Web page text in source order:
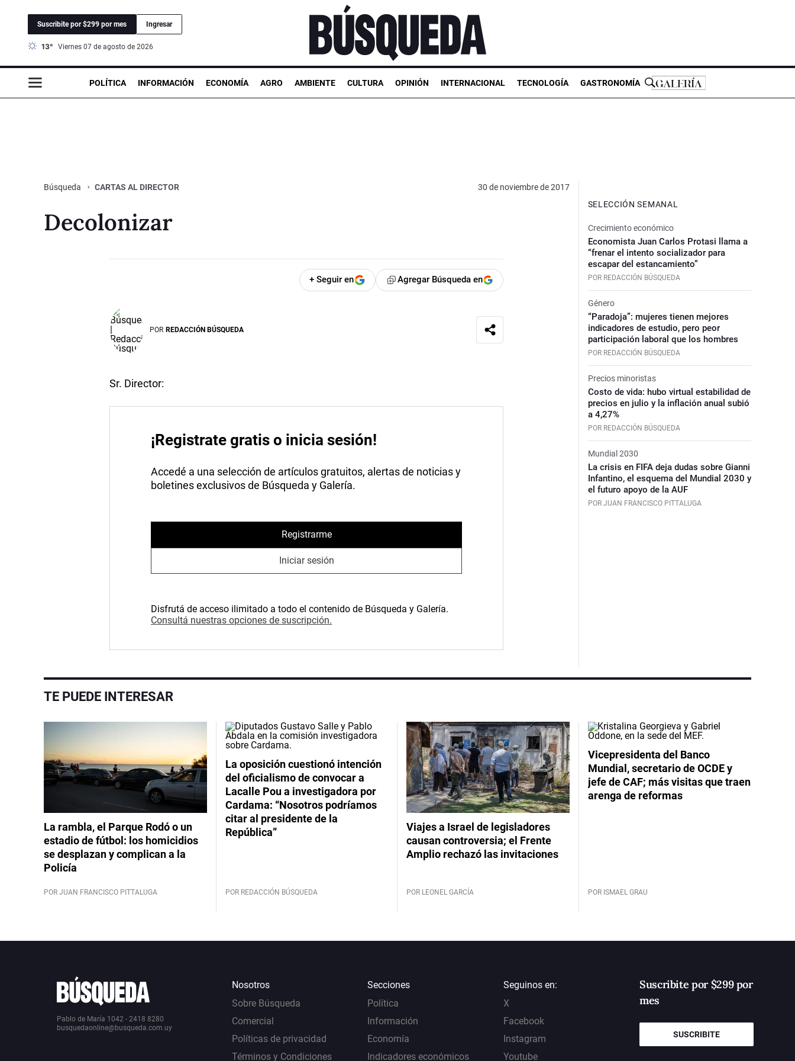
Suscribite por $299 por mes Ingresar
13° viernes 07 de agosto de 2026
POLÍTICA INFORMACIÓN ECONOMÍA AGRO AMBIENTE CULTURA OPINIÓN INTERNACIONAL TECNOLOGÍA GASTRONOMÍA
Búsqueda CARTAS AL DIRECTOR 30 de noviembre de 2017
Decolonizar
+ Seguir en Agregar Búsqueda en
POR REDACCIÓN BÚSQUEDA
Sr. Director:
¡Registrate gratis o inicia sesión!
Accedé a una selección de artículos gratuitos, alertas de noticias y
boletines exclusivos de Búsqueda y Galería.
Registrarme
Iniciar sesión
Disfrutá de acceso ilimitado a todo el contenido de Búsqueda y Galería.
Consultá nuestras opciones de suscripción.
SELECCIÓN SEMANAL
Crecimiento económico
Economista Juan Carlos Protasi llama a
“frenar el intento socializador para
escapar del estancamiento”
POR REDACCIÓN BÚSQUEDA
Género
“Paradoja”: mujeres tienen mejores
indicadores de estudio, pero peor
participación laboral que los hombres
POR REDACCIÓN BÚSQUEDA
Precios minoristas
Costo de vida: hubo virtual estabilidad de
precios en julio y la inflación anual subió
a 4,27%
POR REDACCIÓN BÚSQUEDA
Mundial 2030
La crisis en FIFA deja dudas sobre Gianni
Infantino, el esquema del Mundial 2030 y
el futuro apoyo de la AUF
POR JUAN FRANCISCO PITTALUGA
TE PUEDE INTERESAR
La rambla, el Parque Rodó o un
estadio de fútbol: los homicidios
se desplazan y complican a la
Policía
POR JUAN FRANCISCO PITTALUGA
La oposición cuestionó intención
del oficialismo de convocar a
Lacalle Pou a investigadora por
Cardama: “Nosotros podríamos
citar al presidente de la
República”
POR REDACCIÓN BÚSQUEDA
Viajes a Israel de legisladores
causan controversia; el Frente
Amplio rechazó las invitaciones
POR LEONEL GARCÍA
Vicepresidenta del Banco
Mundial, secretario de OCDE y
jefe de CAF; más visitas que traen
arenga de reformas
POR ISMAEL GRAU
Pablo de María 1042 - 2418 8280
busquedaonline@busqueda.com.uy
Nosotros
Sobre Búsqueda
Comercial
Políticas de privacidad
Términos y Condiciones
Secciones
Política
Información
Economía
Indicadores económicos
Seguinos en:
X
Facebook
Instagram
Youtube
Suscribite por $299 por
mes
SUSCRIBITE